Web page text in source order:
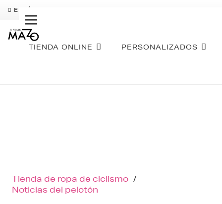
ENVÍO GRATIS
TIENDA ONLINE PERSONALIZADOS
Tienda de ropa de ciclismo /
Noticias del pelotón